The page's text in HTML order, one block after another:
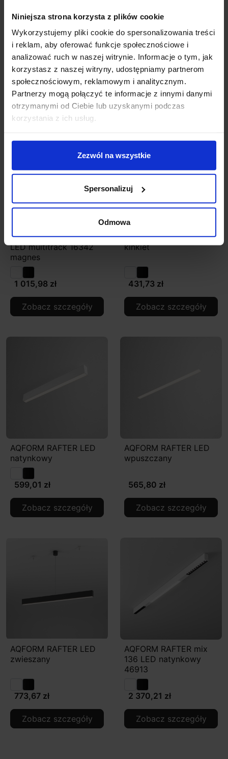
Niniejsza strona korzysta z plików cookie
Wykorzystujemy pliki cookie do spersonalizowania treści
i reklam, aby oferować funkcje społecznościowe i
analizować ruch w naszej witrynie. Informacje o tym, jak
korzystasz z naszej witryny, udostępniamy partnerom
społecznościowym, reklamowym i analitycznym.
Partnerzy mogą połączyć te informacje z innymi danymi
otrzymanymi od Ciebie lub uzyskanymi podczas
korzystania z ich usług.
Zezwól na wszystkie
Spersonalizuj
Odmowa
Ten produkt zawiera źródło światła o klasie
efektywności energetycznej F
Szczegóły produktu
Zobacz także
AQFORM RAFTER 29
LED multitrack 16342
magnes
1 015,98 zł
Zobacz szczegóły
AQFORM RAFTER LED
kinkiet
431,73 zł
Zobacz szczegóły
AQFORM RAFTER LED
natynkowy
599,01 zł
Zobacz szczegóły
AQFORM RAFTER LED
wpuszczany
565,80 zł
Zobacz szczegóły
AQFORM RAFTER LED
zwieszany
773,67 zł
Zobacz szczegóły
AQFORM RAFTER mix
136 LED natynkowy
46913
2 370,21 zł
Zobacz szczegóły